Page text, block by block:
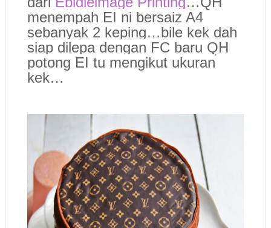
menempah EI ni bersaiz A4
sebanyak 2 keping…bile kek dah
siap dilepa dengan FC baru QH
potong EI tu mengikut ukuran
kek…